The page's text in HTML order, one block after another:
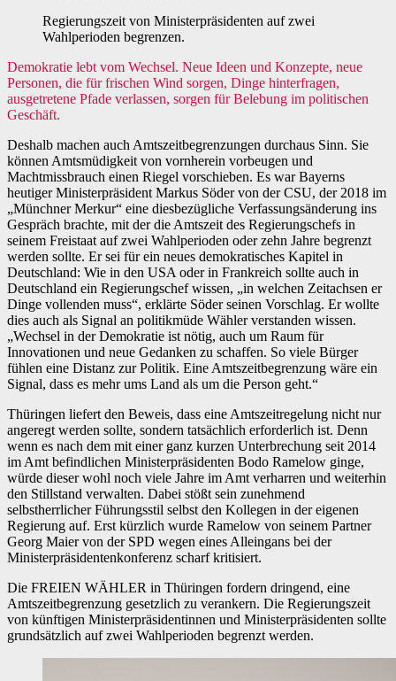
Regierungszeit von Ministerpräsidenten auf zwei
Wahlperioden begrenzen.
Demokratie lebt vom Wechsel. Neue Ideen und Konzepte, neue
Personen, die für frischen Wind sorgen, Dinge hinterfragen,
ausgetretene Pfade verlassen, sorgen für Belebung im politischen
Geschäft.
Deshalb machen auch Amtszeitbegrenzungen durchaus Sinn. Sie
können Amtsmüdigkeit von vornherein vorbeugen und
Machtmissbrauch einen Riegel vorschieben. Es war Bayerns
heutiger Ministerpräsident Markus Söder von der CSU, der 2018 im
„Münchner Merkur“ eine diesbezügliche Verfassungsänderung ins
Gespräch brachte, mit der die Amtszeit des Regierungschefs in
seinem Freistaat auf zwei Wahlperioden oder zehn Jahre begrenzt
werden sollte. Er sei für ein neues demokratisches Kapitel in
Deutschland: Wie in den USA oder in Frankreich sollte auch in
Deutschland ein Regierungschef wissen, „in welchen Zeitachsen er
Dinge vollenden muss“, erklärte Söder seinen Vorschlag. Er wollte
dies auch als Signal an politikmüde Wähler verstanden wissen.
„Wechsel in der Demokratie ist nötig, auch um Raum für
Innovationen und neue Gedanken zu schaffen. So viele Bürger
fühlen eine Distanz zur Politik. Eine Amtszeitbegrenzung wäre ein
Signal, dass es mehr ums Land als um die Person geht.“
Thüringen liefert den Beweis, dass eine Amtszeitregelung nicht nur
angeregt werden sollte, sondern tatsächlich erforderlich ist. Denn
wenn es nach dem mit einer ganz kurzen Unterbrechung seit 2014
im Amt befindlichen Ministerpräsidenten Bodo Ramelow ginge,
würde dieser wohl noch viele Jahre im Amt verharren und weiterhin
den Stillstand verwalten. Dabei stößt sein zunehmend
selbstherrlicher Führungsstil selbst den Kollegen in der eigenen
Regierung auf. Erst kürzlich wurde Ramelow von seinem Partner
Georg Maier von der SPD wegen eines Alleingans bei der
Ministerpräsidentenkonferenz scharf kritisiert.
Die FREIEN WÄHLER in Thüringen fordern dringend, eine
Amtszeitbegrenzung gesetzlich zu verankern. Die Regierungszeit
von künftigen Ministerpräsidentinnen und Ministerpräsidenten sollte
grundsätzlich auf zwei Wahlperioden begrenzt werden.